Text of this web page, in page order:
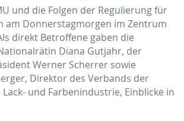
und die Folgen der Regulierung für
am Donnerstagmorgen im Zentrum
direkt Betroffene gaben die
Diana Gutjahr, der
Werner Scherrer sowie
Direktor des Verbands der
Lack- und Farbenindustrie, Einblicke in